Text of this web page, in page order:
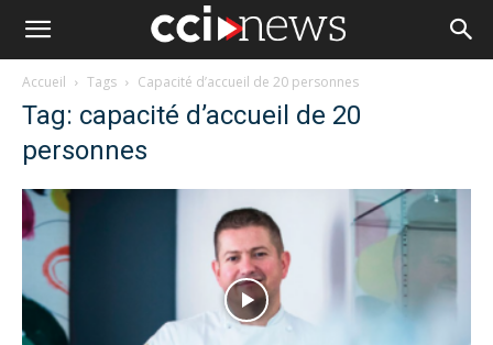
Accueil Tags Capacité d’accueil de 20 personnes
Tag: capacité d’accueil de 20
personnes